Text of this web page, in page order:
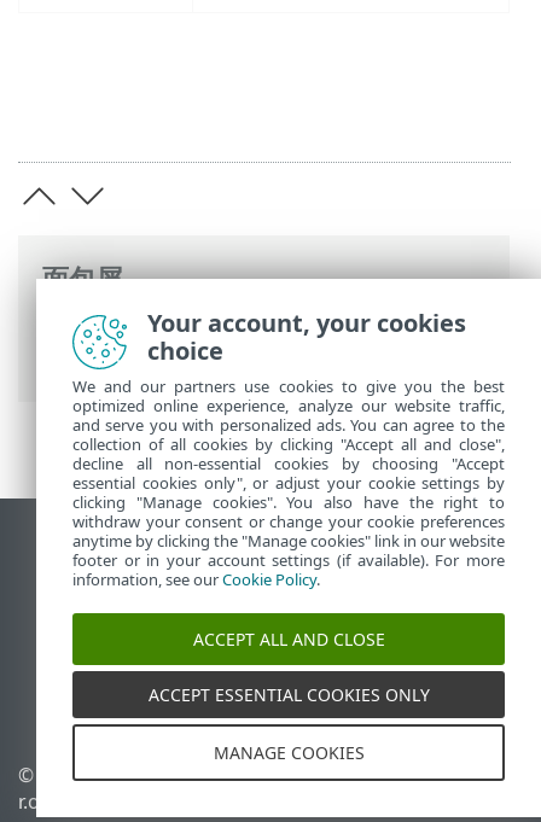
面包屑
ESET 联机帮助>ESET Server Security>概
> 主要功能
查看桌面站点
End of Life
ESET 知识库
ESET Status Portal
区域支持
© 1992 - 2025 ESET, spol. s
r.o. - 保留所有权利。
管理 Cookie
Your account, your cookies
choice
We and our partners use cookies to give you the best
optimized online experience, analyze our website traffic,
and serve you with personalized ads. You can agree to the
collection of all cookies by clicking "Accept all and close",
decline all non-essential cookies by choosing "Accept
essential cookies only", or adjust your cookie settings by
clicking "Manage cookies". You also have the right to
withdraw your consent or change your cookie preferences
anytime by clicking the "Manage cookies" link in our website
footer or in your account settings (if available). For more
information, see ourCookie Policy.
ACCEPT ALL AND CLOSE
ACCEPT ESSENTIAL COOKIES ONLY
MANAGE COOKIES